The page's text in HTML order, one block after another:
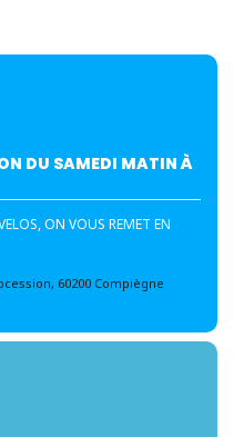
DU SAMEDI MATIN À
ON VOUS REMET EN
60200 Compiègne